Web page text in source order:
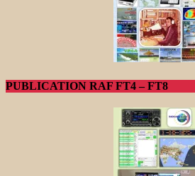
PUBLICATION RAF FT4 – FT8